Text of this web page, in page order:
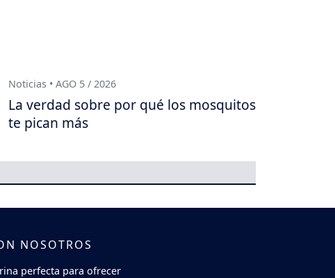
Noticias • AGO 5 / 2026
La verdad sobre por qué los mosquitos
te pican más
NOSOTROS
perfecta para ofrecer